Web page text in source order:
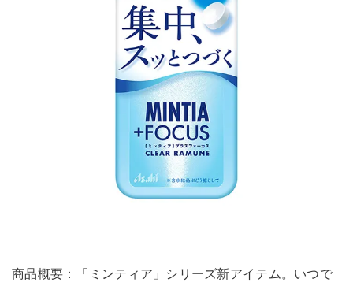
商品概要：「ミンティア」シリーズ新アイテム。いつで